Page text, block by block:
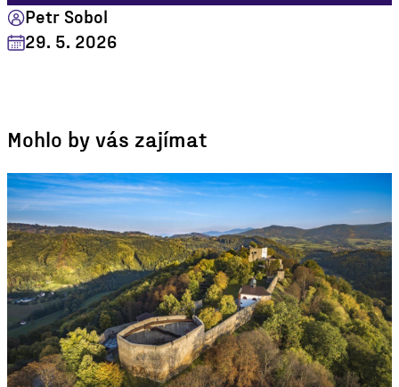
Petr Sobol
29. 5. 2026
Mohlo by vás zajímat